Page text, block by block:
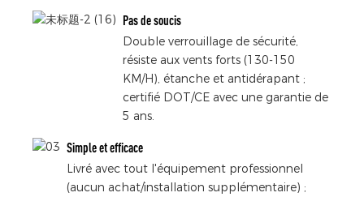
Pas de soucis
Double verrouillage de sécurité,
résiste aux vents forts (130-150
KM/H), étanche et antidérapant ;
certifié DOT/CE avec une garantie de
5 ans.
Simple et efficace
Livré avec tout l'équipement professionnel
(aucun achat/installation supplémentaire) ;